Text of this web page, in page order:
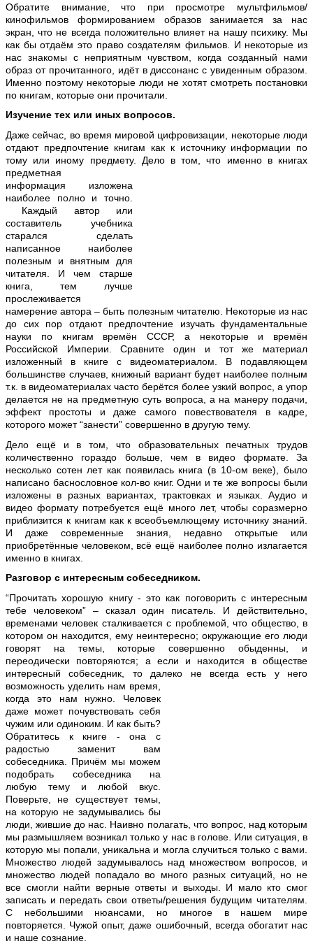
Обратите внимание, что при просмотре мультфильмов/
кинофильмов формированием образов занимается за нас
экран, что не всегда положительно влияет на нашу психику. Мы
как бы отдаём это право создателям фильмов. И некоторые из
нас знакомы с неприятным чувством, когда созданный нами
образ от прочитанного, идёт в диссонанс с увиденным образом.
Именно поэтому некоторые люди не хотят смотреть постановки
по книгам, которые они прочитали.
Изучение тех или иных вопросов.
Даже сейчас, во время мировой цифровизации, некоторые люди
отдают предпочтение книгам как к источнику информации по
тому или иному предмету. Дело в том, что именно в книгах
предметная
информация изложена
наиболее полно и точно.
Каждый автор или
составитель учебника
старался сделать
написанное наиболее
полезным и внятным для
читателя. И чем старше
книга, тем лучше
прослеживается
намерение автора – быть полезным читателю. Некоторые из нас
до сих пор отдают предпочтение изучать фундаментальные
науки по книгам времён СССР, а некоторые и времён
Российской Империи. Сравните один и тот же материал
изложенный в книге с видеоматериалом. В подавляющем
большинстве случаев, книжный вариант будет наиболее полным
т.к. в видеоматериалах часто берётся более узкий вопрос, а упор
делается не на предметную суть вопроса, а на манеру подачи,
эффект простоты и даже самого повествователя в кадре,
которого может “занести” совершенно в другую тему.
Дело ещё и в том, что образовательных печатных трудов
количественно гораздо больше, чем в видео формате. За
несколько сотен лет как появилась книга (в 10-ом веке), было
написано баснословное кол-во книг. Одни и те же вопросы были
изложены в разных вариантах, трактовках и языках. Аудио и
видео формату потребуется ещё много лет, чтобы соразмерно
приблизится к книгам как к всеобъемлющему источнику знаний.
И даже современные знания, недавно открытые или
приобретённые человеком, всё ещё наиболее полно излагается
именно в книгах.
Разговор с интересным собеседником.
“Прочитать хорошую книгу - это как поговорить с интересным
тебе человеком” – сказал один писатель. И действительно,
временами человек сталкивается с проблемой, что общество, в
котором он находится, ему неинтересно; окружающие его люди
говорят на темы, которые совершенно обыденны, и
переодически повторяются; а если и находится в обществе
интересный собеседник, то далеко не всегда есть у него
возможность уделить нам время,
когда это нам нужно. Человек
даже может почувствовать себя
чужим или одиноким. И как быть?
Обратитесь к книге - она с
радостью заменит вам
собеседника. Причём мы можем
подобрать собеседника на
любую тему и любой вкус.
Поверьте, не существует темы,
на которую не задумывались бы
люди, жившие до нас. Наивно полагать, что вопрос, над которым
мы размышляем возникал только у нас в голове. Или ситуация, в
которую мы попали, уникальна и могла случиться только с вами.
Множество людей задумывалось над множеством вопросов, и
множество людей попадало во много разных ситуаций, но не
все смогли найти верные ответы и выходы. И мало кто смог
записать и передать свои ответы/решения будущим читателям.
С небольшими нюансами, но многое в нашем мире
повторяется. Чужой опыт, даже ошибочный, всегда обогатит нас
и наше сознание.